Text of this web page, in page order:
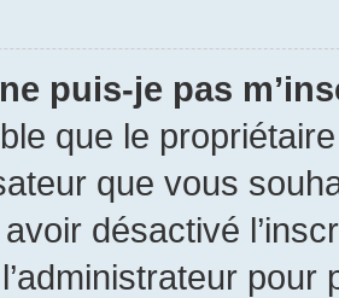
puis-je pas
que le
que vous
désactivé